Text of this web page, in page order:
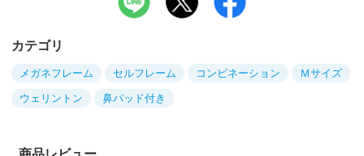
カテゴリ
メガネフレーム セルフレーム コンビネーション Ｍサイズ
ウェリントン 鼻パッド付き